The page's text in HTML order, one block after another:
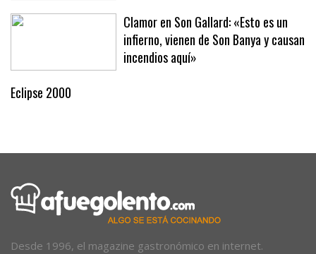
Clamor en Son Gallard: «Esto es un
infierno, vienen de Son Banya y causan
incendios aquí»
Eclipse 2000
Desde 1996, el magazine gastronómico en internet.